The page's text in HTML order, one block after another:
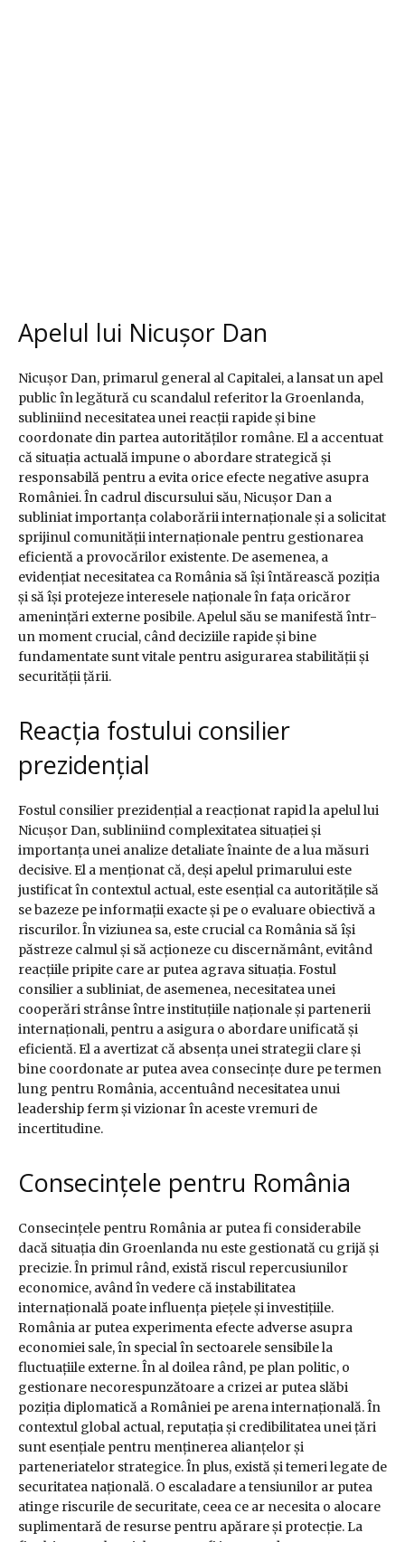
Apelul lui Nicușor Dan
Nicușor Dan, primarul general al Capitalei, a lansat un apel
public în legătură cu scandalul referitor la Groenlanda,
subliniind necesitatea unei reacții rapide și bine
coordonate din partea autorităților române. El a accentuat
că situația actuală impune o abordare strategică și
responsabilă pentru a evita orice efecte negative asupra
României. În cadrul discursului său, Nicușor Dan a
subliniat importanța colaborării internaționale și a solicitat
sprijinul comunității internaționale pentru gestionarea
eficientă a provocărilor existente. De asemenea, a
evidențiat necesitatea ca România să își întărească poziția
și să își protejeze interesele naționale în fața oricăror
amenințări externe posibile. Apelul său se manifestă într-
un moment crucial, când deciziile rapide și bine
fundamentate sunt vitale pentru asigurarea stabilității și
securității țării.
Reacția fostului consilier
prezidențial
Fostul consilier prezidențial a reacționat rapid la apelul lui
Nicușor Dan, subliniind complexitatea situației și
importanța unei analize detaliate înainte de a lua măsuri
decisive. El a menționat că, deși apelul primarului este
justificat în contextul actual, este esențial ca autoritățile să
se bazeze pe informații exacte și pe o evaluare obiectivă a
riscurilor. În viziunea sa, este crucial ca România să își
păstreze calmul și să acționeze cu discernământ, evitând
reacțiile pripite care ar putea agrava situația. Fostul
consilier a subliniat, de asemenea, necesitatea unei
cooperări strânse între instituțiile naționale și partenerii
internaționali, pentru a asigura o abordare unificată și
eficientă. El a avertizat că absența unei strategii clare și
bine coordonate ar putea avea consecințe dure pe termen
lung pentru România, accentuând necesitatea unui
leadership ferm și vizionar în aceste vremuri de
incertitudine.
Consecințele pentru România
Consecințele pentru România ar putea fi considerabile
dacă situația din Groenlanda nu este gestionată cu grijă și
precizie. În primul rând, există riscul repercusiunilor
economice, având în vedere că instabilitatea
internațională poate influența piețele și investițiile.
România ar putea experimenta efecte adverse asupra
economiei sale, în special în sectoarele sensibile la
fluctuațiile externe. În al doilea rând, pe plan politic, o
gestionare necorespunzătoare a crizei ar putea slăbi
poziția diplomatică a României pe arena internațională. În
contextul global actual, reputația și credibilitatea unei țări
sunt esențiale pentru menținerea alianțelor și
parteneriatelor strategice. În plus, există și temeri legate de
securitatea națională. O escaladare a tensiunilor ar putea
atinge riscurile de securitate, ceea ce ar necesita o alocare
suplimentară de resurse pentru apărare și protecție. La